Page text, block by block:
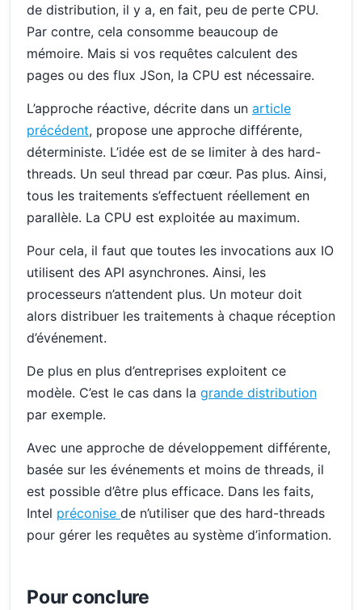
de distribution, il y a, en fait, peu de perte CPU.
Par contre, cela consomme beaucoup de
mémoire. Mais si vos requêtes calculent des
pages ou des flux JSon, la CPU est nécessaire.
L’approche réactive, décrite dans un article
précédent, propose une approche différente,
déterministe. L’idée est de se limiter à des hard-
threads. Un seul thread par cœur. Pas plus. Ainsi,
tous les traitements s’effectuent réellement en
parallèle. La CPU est exploitée au maximum.
Pour cela, il faut que toutes les invocations aux IO
utilisent des API asynchrones. Ainsi, les
processeurs n’attendent plus. Un moteur doit
alors distribuer les traitements à chaque réception
d’événement.
De plus en plus d’entreprises exploitent ce
modèle. C’est le cas dans la grande distribution
par exemple.
Avec une approche de développement différente,
basée sur les événements et moins de threads, il
est possible d’être plus efficace. Dans les faits,
Intel préconise de n’utiliser que des hard-threads
pour gérer les requêtes au système d’information.
Pour conclure